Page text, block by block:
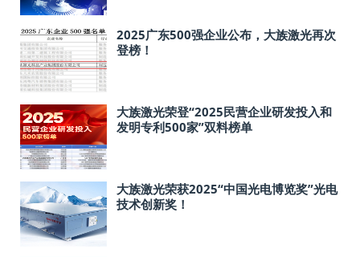
2025广东500强企业公布，大族激光再次
登榜！
大族激光荣登“2025民营企业研发投入和
发明专利500家”双料榜单
大族激光荣获2025“中国光电博览奖”光电
技术创新奖！